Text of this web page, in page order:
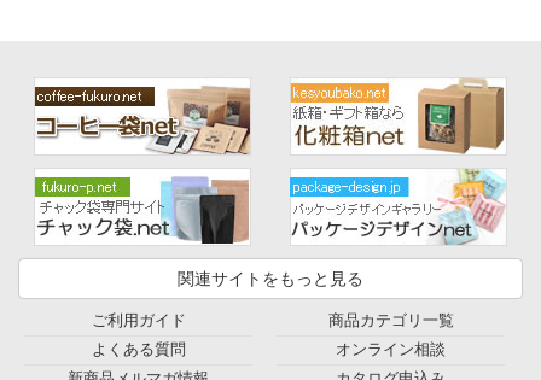
関連サイトをもっと見る
ご利用ガイド
よくある質問
商品カテゴリ一覧
オンライン相談